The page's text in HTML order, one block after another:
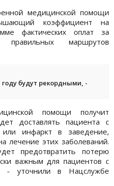
медицинской помощи
коэффициент на
фактических оплат за
правильных маршрутов
будут рекордными, -
помощи получит
доставлять пациента с
инфаркт в заведение,
этих заболеваний.
предотвратить потерю
важным для пациентов с
- уточнили в Нацслужбе